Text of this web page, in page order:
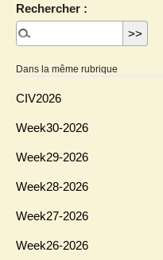
Rechercher :
Dans la même rubrique
CIV2026
Week30-2026
Week29-2026
Week28-2026
Week27-2026
Week26-2026